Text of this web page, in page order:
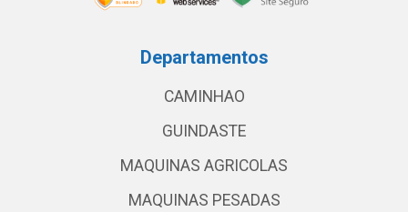
Departamentos
CAMINHAO
GUINDASTE
MAQUINAS AGRICOLAS
MAQUINAS PESADAS